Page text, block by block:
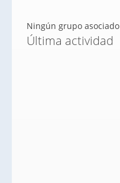
Ningún grupo asociado
Última actividad